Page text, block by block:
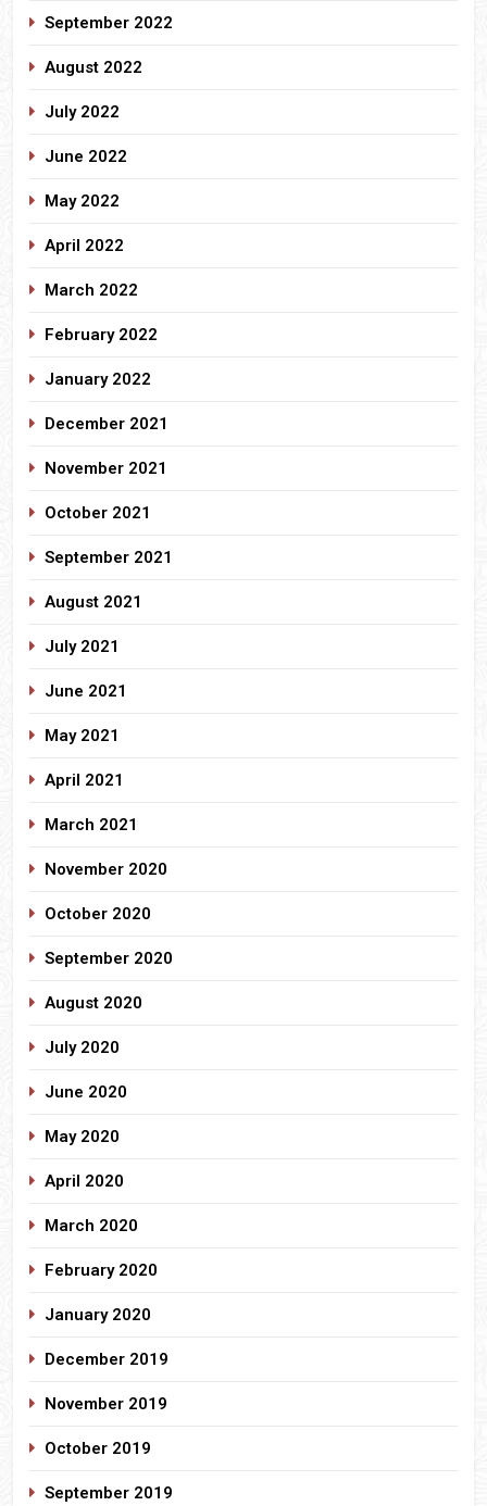
September 2022
August 2022
July 2022
June 2022
May 2022
April 2022
March 2022
February 2022
January 2022
December 2021
November 2021
October 2021
September 2021
August 2021
July 2021
June 2021
May 2021
April 2021
March 2021
November 2020
October 2020
September 2020
August 2020
July 2020
June 2020
May 2020
April 2020
March 2020
February 2020
January 2020
December 2019
November 2019
October 2019
September 2019